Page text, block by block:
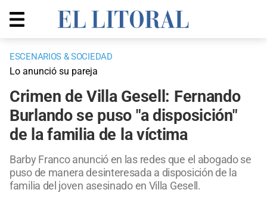
ESCENARIOS & SOCIEDAD
Lo anunció su pareja
Crimen de Villa Gesell: Fernando
Burlando se puso "a disposición"
de la familia de la víctima
Barby Franco anunció en las redes que el abogado se
puso de manera desinteresada a disposición de la
familia del joven asesinado en Villa Gesell.